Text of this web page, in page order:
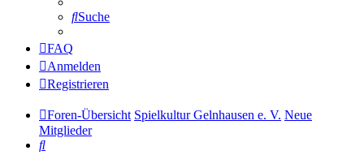
Suche
FAQ
Anmelden
Registrieren
Foren-Übersicht Spielkultur Gelnhausen e. V. Neue
Mitglieder
Suche